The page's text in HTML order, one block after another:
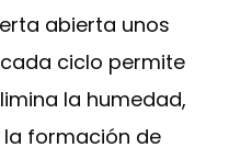
abierta unos
ciclo permite
la humedad,
formación de